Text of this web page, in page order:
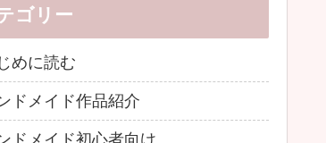
ゴリー
めに読む
ドメイド作品紹介